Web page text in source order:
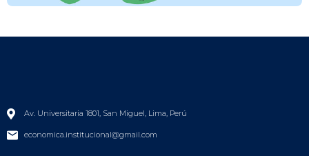
Av. Universitaria 1801, San Miguel, Lima, Perú
economica.institucional@gmail.com